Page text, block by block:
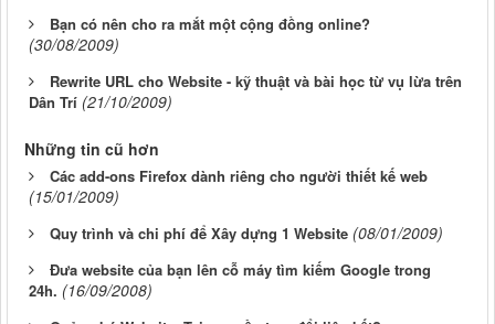
Bạn có nên cho ra mắt một cộng đồng online?
(30/08/2009)
Rewrite URL cho Website - kỹ thuật và bài học từ vụ lừa trên
Dân Trí (21/10/2009)
Những tin cũ hơn
Các add-ons Firefox dành riêng cho người thiết kế web
(15/01/2009)
Quy trình và chi phí để Xây dựng 1 Website (08/01/2009)
Đưa website của bạn lên cỗ máy tìm kiếm Google trong
24h. (16/09/2008)